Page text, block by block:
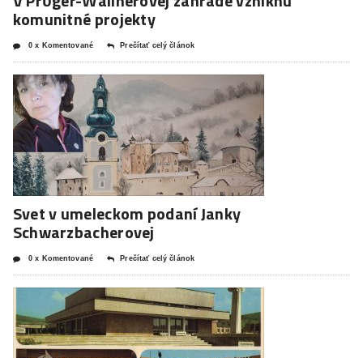
komunitné projekty
0 x Komentované Prečítať celý článok
Svet v umeleckom podaní Janky
Schwarzbacherovej
0 x Komentované Prečítať celý článok